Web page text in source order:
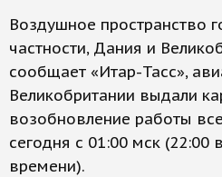
Воздушное пространство
частности, Дания и
сообщает «Итар-Тасс»,
Великобритании выдали
возобновление работы
сегодня с 01:00 мск (22:00
времени).